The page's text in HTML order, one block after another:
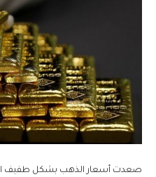
صعدت أسعار الذهب بشكل طفيف